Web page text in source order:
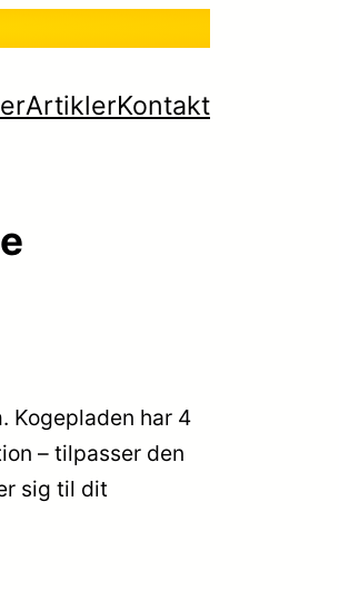
ArtiklerKontakt
Kogepladen har 4
– tilpasser den
sig til dit